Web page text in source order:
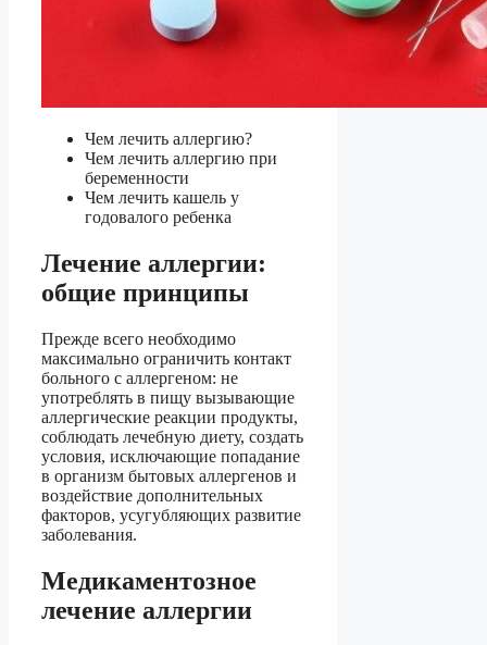
Чем лечить аллергию?
Чем лечить аллергию при
беременности
Чем лечить кашель у
годовалого ребенка
Лечение аллергии:
общие принципы
Прежде всего необходимо
максимально ограничить контакт
больного с аллергеном: не
употреблять в пищу вызывающие
аллергические реакции продукты,
соблюдать лечебную диету, создать
условия, исключающие попадание
в организм бытовых аллергенов и
воздействие дополнительных
факторов, усугубляющих развитие
заболевания.
Медикаментозное
лечение аллергии